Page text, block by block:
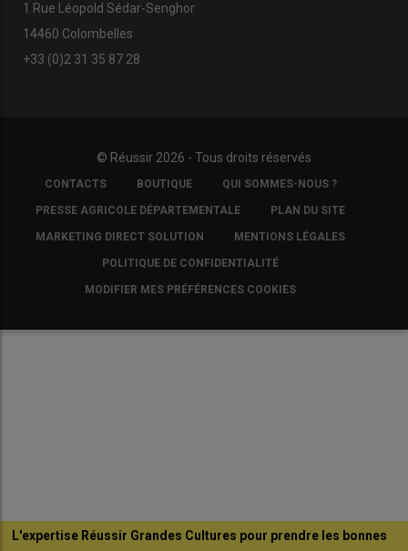
1 Rue Léopold Sédar-Senghor
14460 Colombelles
+33 (0)2 31 35 87 28
© Réussir 2026 - Tous droits réservés
FOOTER
COPYRIGHT
CONTACTS BOUTIQUE QUI SOMMES-NOUS ?
PRESSE AGRICOLE DÉPARTEMENTALE PLAN DU SITE
MARKETING DIRECT SOLUTION MENTIONS LÉGALES
POLITIQUE DE CONFIDENTIALITÉ
MODIFIER MES PRÉFÉRENCES COOKIES
L'expertise Réussir Grandes Cultures pour prendre les bonnes